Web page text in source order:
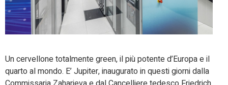
Un cervellone totalmente green, il più potente d’Europa e il
quarto al mondo. E’ Jupiter, inaugurato in questi giorni dalla